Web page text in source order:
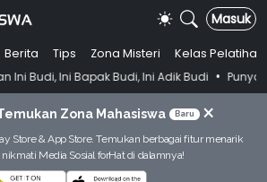
Masuk
Berita Tips Zona Misteri
Kelas Pelatihan
Bapak Budi, Ini Adik Budi
• Punya Tujuan
Zona Mahasiswa Baru ×
Store & App Store. Temukan berbagai fitur menarik
Media Sosial forHat di dalamnya!